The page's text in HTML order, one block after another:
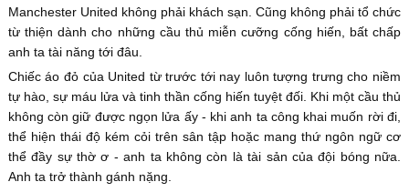
Manchester United không phải khách sạn. Cũng không phải tổ chức
từ thiện dành cho những cầu thủ miễn cưỡng cống hiến, bất chấp
anh ta tài năng tới đâu.
Chiếc áo đỏ của United từ trước tới nay luôn tượng trưng cho niềm
tự hào, sự máu lửa và tinh thần cống hiến tuyệt đối. Khi một cầu thủ
không còn giữ được ngọn lửa ấy - khi anh ta công khai muốn rời đi,
thể hiện thái độ kém cỏi trên sân tập hoặc mang thứ ngôn ngữ cơ
thể đầy sự thờ ơ - anh ta không còn là tài sản của đội bóng nữa.
Anh ta trở thành gánh nặng.